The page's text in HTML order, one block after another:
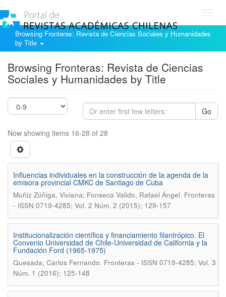
Browsing Fronteras: Revista de Ciencias Sociales y Humanidades
by Title
Browsing Fronteras: Revista de Ciencias
Sociales y Humanidades by Title
Go
Now showing items 16-28 of 28
Influencias individuales en la construcción de la agenda de la
emisora provincial CMKC de Santiago de Cuba
Muñiz Zúñiga, Viviana; Fonseca Valido, Rafael Ángel. Fronteras
- ISSN 0719-4285; Vol. 2 Núm. 2 (2015); 129-157
Institucionalización científica y financiamiento filantrópico. El
Convenio Universidad de Chile-Universidad de California y la
Fundación Ford (1965-1975)
Quesada, Carlos Fernando. Fronteras - ISSN 0719-4285; Vol. 3
Núm. 1 (2016); 125-148